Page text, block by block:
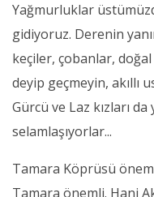
Yağmurluklar
gidiyoruz. Derenin
keçiler, çobanlar,
deyip geçmeyin, akıllı
Gürcü ve Laz kızları
selamlaşıyorlar...
Tamara Köprüsü
Tamara önemli. Hani